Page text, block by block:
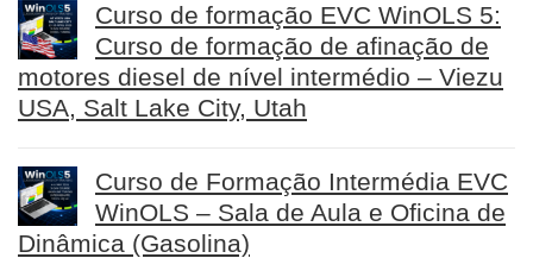
Curso de formação EVC WinOLS 5:
Curso de formação de afinação de
motores diesel de nível intermédio – Viezu
USA, Salt Lake City, Utah
Curso de Formação Intermédia EVC
WinOLS – Sala de Aula e Oficina de
Dinâmica (Gasolina)